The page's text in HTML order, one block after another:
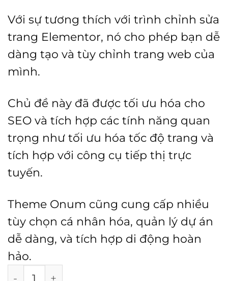
Với sự tương thích với trình chỉnh sửa
trang Elementor, nó cho phép bạn dễ
dàng tạo và tùy chỉnh trang web của
mình.
Chủ đề này đã được tối ưu hóa cho
SEO và tích hợp các tính năng quan
trọng như tối ưu hóa tốc độ trang và
tích hợp với công cụ tiếp thị trực
tuyến.
Theme Onum cũng cung cấp nhiều
tùy chọn cá nhân hóa, quản lý dự án
dễ dàng, và tích hợp di động hoàn
hảo.
Theme Onum - SEO & Marketing